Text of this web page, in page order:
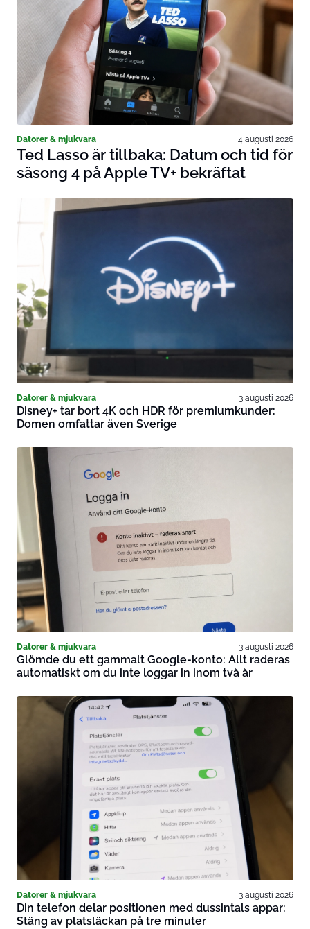
Datorer & mjukvara 4 augusti 2026
Ted Lasso är tillbaka: Datum och tid för
säsong 4 på Apple TV+ bekräftat
Datorer & mjukvara 3 augusti 2026
Disney+ tar bort 4K och HDR för premiumkunder:
Domen omfattar även Sverige
Datorer & mjukvara 3 augusti 2026
Glömde du ett gammalt Google-konto: Allt raderas
automatiskt om du inte loggar in inom två år
Datorer & mjukvara 3 augusti 2026
Din telefon delar positionen med dussintals appar:
Stäng av platsläckan på tre minuter